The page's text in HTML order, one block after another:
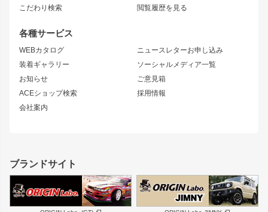
こだわり検索
閲覧履歴を見る
各種サービス
WEBカタログ
装着ギャラリー
お知らせ
ACEショップ検索
会社案内
ニュースレターお申し込み
ソーシャルメディア一覧
ご意見箱
採用情報
S15 シルビア
S14 シルビア 後期
S13 シルビア
180SX
シルエイティ
ワンビア
ローレル
セフィーロ
キャラバン
スズキ
GS350
SC
スバル 三菱
リアウイング
ジムニーパーツ
ホイール
MUD-S7
MUD-SR7
まつど家 鉄漢
ボンネット
フェンダー
サイドパーツ
リアゲート
メンテナンスパーツ
ブランドサイト